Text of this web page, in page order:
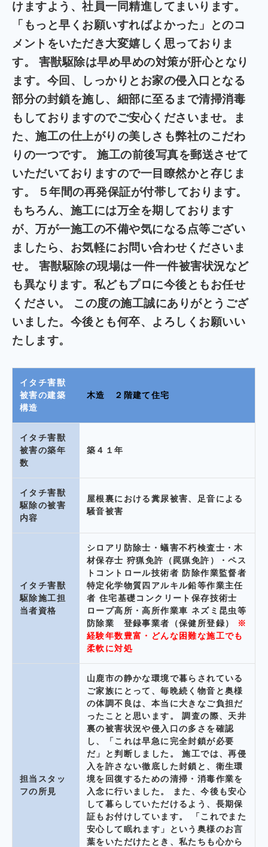
けますよう、社員一同精進してまいります。
「もっと早くお願いすればよかった」とのコ
メントをいただき大変嬉しく思っておりま
す。 害獣駆除は早め早めの対策が肝心となり
ます。今回、しっかりとお家の侵入口となる
部分の封鎖を施し、細部に至るまで清掃消毒
もしておりますのでご安心くださいませ。ま
た、施工の仕上がりの美しさも弊社のこだわ
りの一つです。 施工の前後写真を郵送させて
いただいておりますので一目瞭然かと存じま
す。
５年間の再発保証が付帯しております。
もちろん、施工には万全を期しております
が、万が一施工の不備や気になる点等ござい
ましたら、お気軽にお問い合わせくださいま
せ。 害獣駆除の現場は一件一件被害状況など
も異なります。私どもプロに今後ともお任せ
ください。 この度の施工誠にありがとうござ
いました。今後とも何卒、よろしくお願いい
たします。
イタチ害獣
被害の建築
構造
木造 ２階建て住宅
イタチ害獣
被害の築年
数
築４１年
イタチ害獣
駆除の被害
内容
屋根裏における糞尿被害、足音による
騒音被害
イタチ害獣
駆除施工担
当者資格
シロアリ防除士・蟻害不朽検査士・木
材保存士 狩猟免許（罠猟免許）・ペス
トコントロール技術者 防除作業監督者
特定化学物質四アルキル鉛等作業主任
者 住宅基礎コンクリート保存技術士
ロープ高所・高所作業車 ネズミ昆虫等
防除業 登録事業者（保健所登録）
※
経験年数豊富・どんな困難な施工でも
柔軟に対処
担当スタッ
フの所見
山鹿市の静かな環境で暮らされている
ご家族にとって、毎晩続く物音と奥様
の体調不良は、本当に大きなご負担だ
ったことと思います。 調査の際、天井
裏の被害状況や侵入口の多さを確認
し、「これは早急に完全封鎖が必要
だ」と判断しました。 施工では、再侵
入を許さない徹底した封鎖と、衛生環
境を回復するための清掃・消毒作業を
入念に行いました。 また、今後も安心
して暮らしていただけるよう、長期保
証もお付けしています。 「これでまた
安心して眠れます」という奥様のお言
葉をいただけたとき、私たちも心から